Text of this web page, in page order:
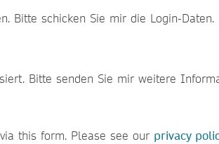
Bitte schicken Sie mir die Login-Daten.
Ich kann am Webinar leider nicht teilnehmen, bin aber an einer Studienberatung interessiert. Bitte senden
this form. Please see our privacy